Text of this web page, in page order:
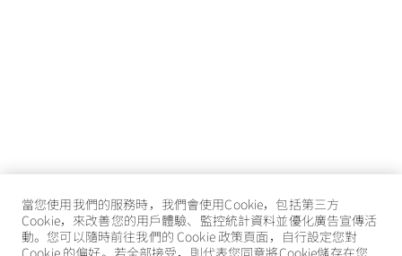
當您使用我們的服務時，我們會使用Cookie，包括第三方
Cookie，來改善您的用戶體驗、監控統計資料並優化廣告宣傳活
動。您可以隨時前往我們的 Cookie 政策頁面，自行設定您對
Cookie 的偏好。若全部接受，則代表您同意將Cookie儲存在您